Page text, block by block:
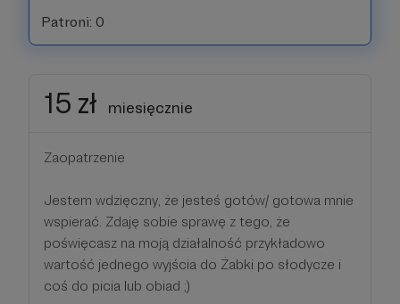
Patroni: 0
15 zł miesięcznie
Zaopatrzenie
Jestem wdzięczny, że jesteś gotów/ gotowa mnie
wspierać. Zdaję sobie sprawę z tego, że
poświęcasz na moją działalność przykładowo
wartość jednego wyjścia do Żabki po słodycze i
coś do picia lub obiad ;)